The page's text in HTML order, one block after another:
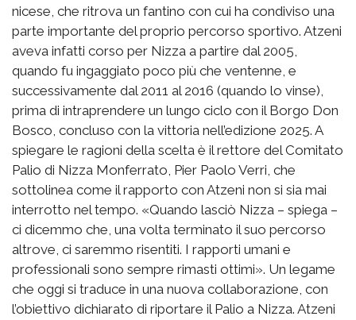
nicese, che ritrova un fantino con cui ha condiviso una
parte importante del proprio percorso sportivo. Atzeni
aveva infatti corso per Nizza a partire dal 2005,
quando fu ingaggiato poco più che ventenne, e
successivamente dal 2011 al 2016 (quando lo vinse),
prima di intraprendere un lungo ciclo con il Borgo Don
Bosco, concluso con la vittoria nell’edizione 2025. A
spiegare le ragioni della scelta è il rettore del Comitato
Palio di Nizza Monferrato, Pier Paolo Verri, che
sottolinea come il rapporto con Atzeni non si sia mai
interrotto nel tempo. «Quando lasciò Nizza – spiega –
ci dicemmo che, una volta terminato il suo percorso
altrove, ci saremmo risentiti. I rapporti umani e
professionali sono sempre rimasti ottimi». Un legame
che oggi si traduce in una nuova collaborazione, con
l’obiettivo dichiarato di riportare il Palio a Nizza. Atzeni